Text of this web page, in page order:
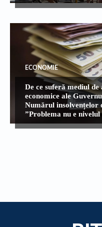
ECONOMIE
De ce suferă mediul
economice ale
Numărul insolvențelor
”Problema nu e